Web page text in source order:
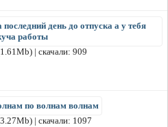
последний день до отпуска а у тебя
работы
| скачали: 909
по волнам волнам
| скачали: 1097